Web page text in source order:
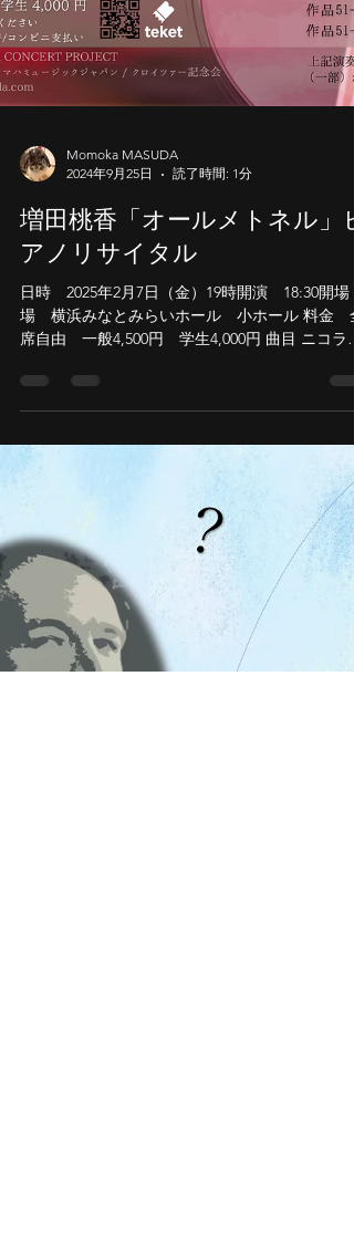
Momoka MASUDA
2024年9月25日
読了時間: 1分
場 横浜みなとみらいホール 小ホール 料金 全
席自由 一般4,500円 学生4,000円 曲目 ニコラ
イ・メトネル ピアノソナタ 第１番 作品５
れられた調べ 第１集 作品38より 「回想ソナ
タ」...